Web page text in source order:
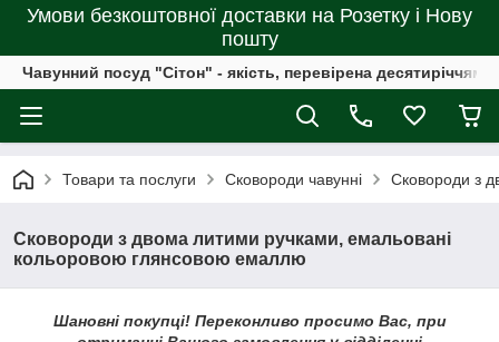
Умови безкоштовної доставки на Розетку і Нову
пошту
Чавунний посуд "Сітон" - якість, перевірена десятиріччями
Товари та послуги Сковороди чавунні Сковороди з
Сковороди з двома литими ручками, емальовані
кольоровою глянсовою емаллю
Шановні покупці! Переконливо просимо Вас, при